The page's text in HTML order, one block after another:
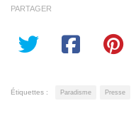
PARTAGER
Étiquettes : Paradisme Presse